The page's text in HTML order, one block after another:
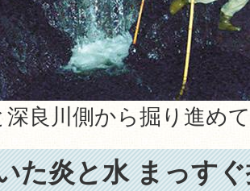
深良川側から掘り進め
た炎と水 まっす